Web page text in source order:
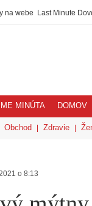
na webe Last Minute
MINÚTA DOMOV
Obchod Zdravie
o 8:13